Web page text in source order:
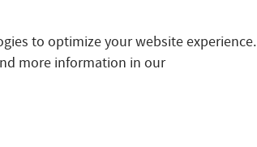
mit dem
to optimize your website experience.
more information in our